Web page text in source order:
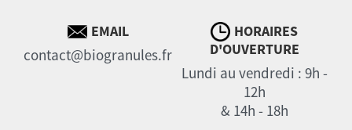
EMAIL
contact@biogranules.fr
HORAIRES
D'OUVERTURE
Lundi au vendredi : 9h -
12h
& 14h - 18h